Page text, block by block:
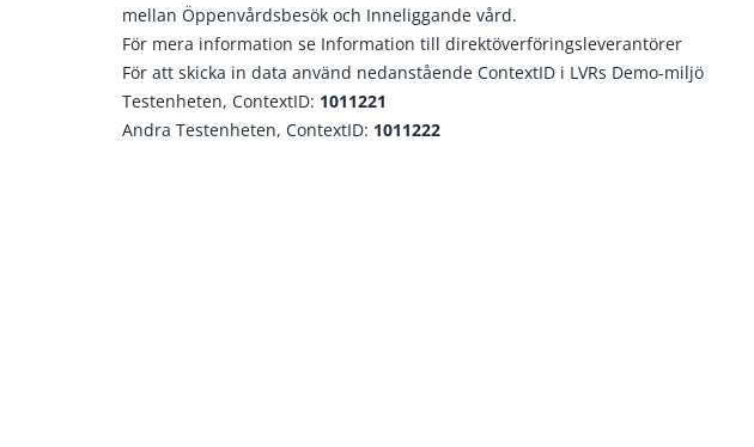
mellan Öppenvårdsbesök och Inneliggande vård.
För mera information se Information till direktöverföringsleverantörer
För att skicka in data använd nedanstående ContextID i LVRs Demo-miljö
Testenheten, ContextID: 1011221
Andra Testenheten, ContextID: 1011222